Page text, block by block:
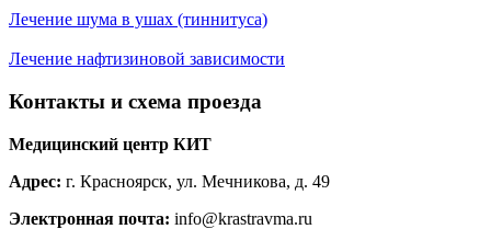
Лечение шума в ушах (тиннитуса)
Лечение нафтизиновой зависимости
Контакты и схема проезда
Медицинский центр КИТ
Адрес: г. Красноярск, ул. Мечникова, д. 49
Электронная почта: info@krastravma.ru